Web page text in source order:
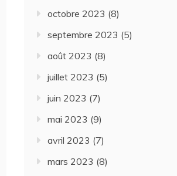
octobre 2023 (8)
septembre 2023 (5)
août 2023 (8)
juillet 2023 (5)
juin 2023 (7)
mai 2023 (9)
avril 2023 (7)
mars 2023 (8)